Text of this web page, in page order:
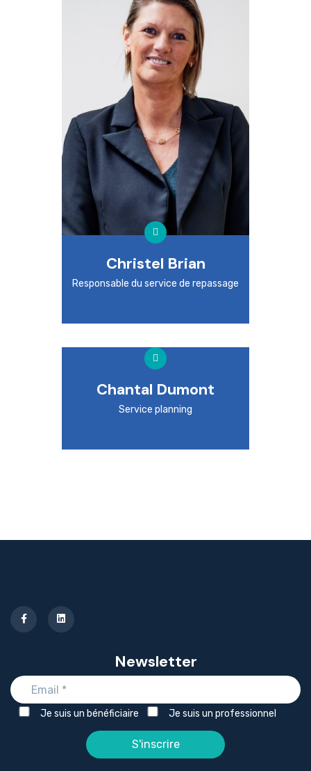
Christel Brian
Responsable du service de repassage
Chantal Dumont
Service planning
Newsletter
Je suis un bénéficiaire Je suis un professionnel